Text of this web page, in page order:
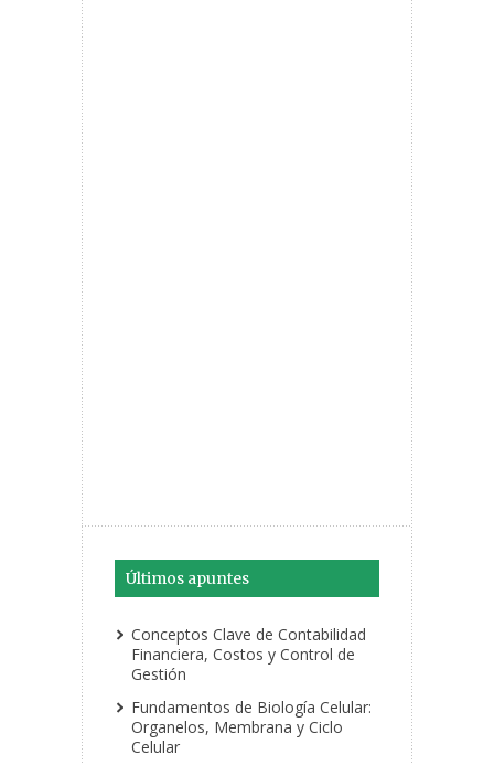
Últimos apuntes
Conceptos Clave de Contabilidad
Financiera, Costos y Control de
Gestión
Fundamentos de Biología Celular:
Organelos, Membrana y Ciclo
Celular